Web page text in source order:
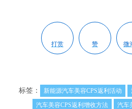
打赏 赞 微
标签： 新能源汽车美容CPS返利活动
汽车美容CPS返利增收方法
汽车